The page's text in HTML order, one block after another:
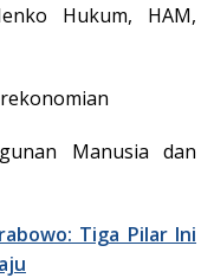
Hukum, HAM,
Manusia dan
Tiga Pilar Ini